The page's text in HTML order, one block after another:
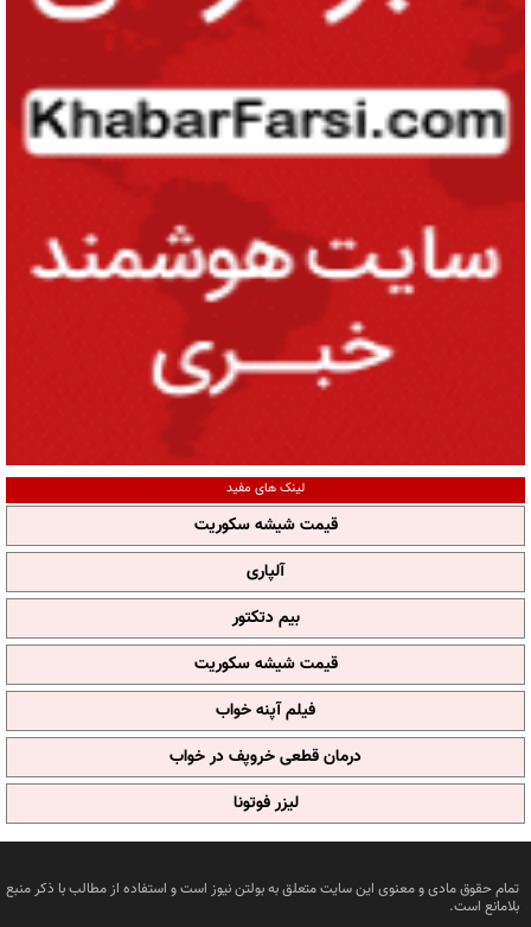
لینک های مفید
قیمت شیشه سکوریت
آلپاری
بیم دتکتور
قیمت شیشه سکوریت
فیلم آپنه خواب
درمان قطعی خروپف در خواب
لیزر فوتونا
تمام حقوق مادی و معنوی این سایت متعلق به بولتن نیوز است و استفاده از مطالب با ذکر منبع
بلامانع است.